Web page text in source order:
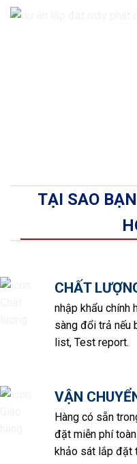
TẠI SAO
CHẤT
nhập khẩu chính
sàng đổi trả nếu
list, Test report.
VẬN
Hàng có sẵn
đặt miễn phí
khảo sát lắp đặt